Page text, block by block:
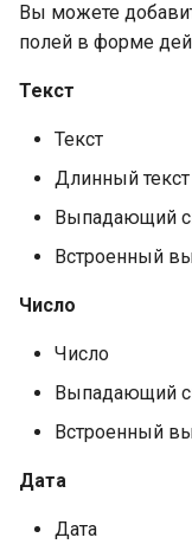
Вы можете
полей в форме
Текст
Текст
Длинный текст
Выпадающий
Встроенный
Число
Число
Выпадающий
Встроенный
Дата
Дата